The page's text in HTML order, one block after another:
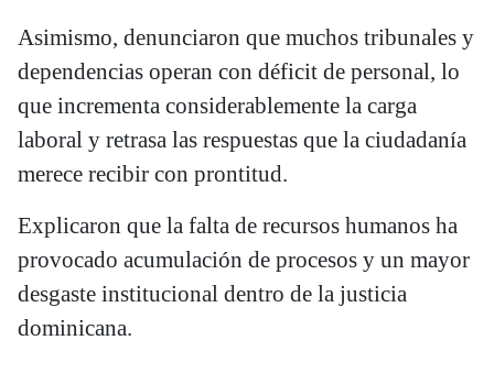
Asimismo, denunciaron que muchos tribunales y
dependencias operan con déficit de personal, lo
que incrementa considerablemente la carga
laboral y retrasa las respuestas que la ciudadanía
merece recibir con prontitud.
Explicaron que la falta de recursos humanos ha
provocado acumulación de procesos y un mayor
desgaste institucional dentro de la justicia
dominicana.